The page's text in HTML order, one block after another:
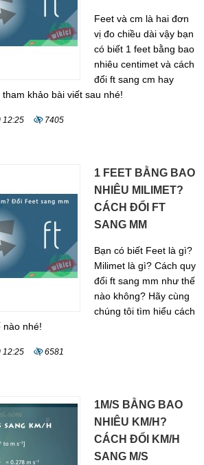
Feet và cm là hai đơn
vị đo chiều dài vậy bạn
có biết 1 feet bằng bao
nhiêu centimet và cách
đổi ft sang cm hay
khảo bài viết sau nhé!
12:25 7405
1 FEET BẰNG BAO
NHIÊU MILIMET?
CÁCH ĐỔI FT
SANG MM
Bạn có biết Feet là gì?
Milimet là gì? Cách quy
đổi ft sang mm như thế
nào không? Hãy cùng
chúng tôi tìm hiểu cách
nào nhé!
12:25 6581
1M/S BẰNG BAO
NHIÊU KM/H?
CÁCH ĐỔI KM/H
SANG M/S